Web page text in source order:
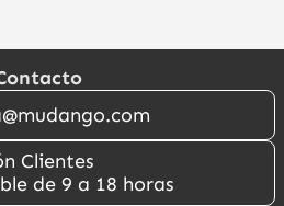
Clientes
de 9 a 18 horas